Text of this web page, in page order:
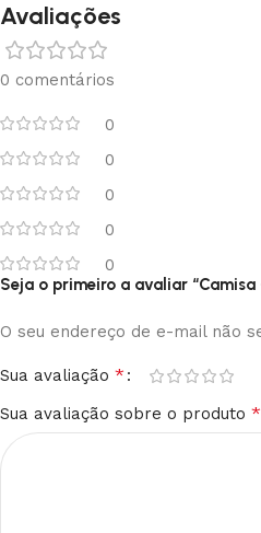
Avaliações
0 comentários
0
0
0
0
0
Seja o primeiro a avaliar “Camisa
O seu endereço de e-mail não
Sua avaliação *
Sua avaliação sobre o produto *